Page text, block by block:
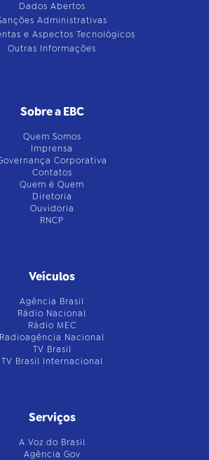
Dados Abertos
Administrativas
e Aspectos Tecnológicos
Outras Informações
Sobre a EBC
Quem Somos
Imprensa
Corporativa
Contatos
Quem é Quem
Diretoria
Ouvidoria
RNCP
Veículos
Agência Brasil
Rádio Nacional
Rádio MEC
Radioagência Nacional
TV Brasil
TV Brasil Internacional
Serviços
A Voz do Brasil
Agência Gov